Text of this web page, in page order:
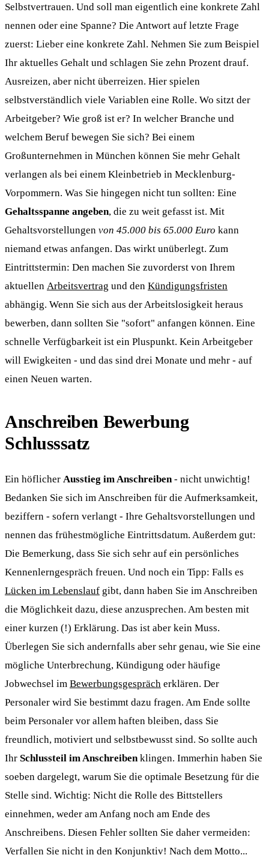
Selbstvertrauen. Und soll man eigentlich eine konkrete Zahl
nennen oder eine Spanne? Die Antwort auf letzte Frage
zuerst: Lieber eine konkrete Zahl. Nehmen Sie zum Beispiel
Ihr aktuelles Gehalt und schlagen Sie zehn Prozent drauf.
Ausreizen, aber nicht überreizen. Hier spielen
selbstverständlich viele Variablen eine Rolle. Wo sitzt der
Arbeitgeber? Wie groß ist er? In welcher Branche und
welchem Beruf bewegen Sie sich? Bei einem
Großunternehmen in München können Sie mehr Gehalt
verlangen als bei einem Kleinbetrieb in Mecklenburg-
Vorpommern. Was Sie hingegen nicht tun sollten: Eine
Gehaltsspanne angeben, die zu weit gefasst ist. Mit
Gehaltsvorstellungen von 45.000 bis 65.000 Euro kann
niemand etwas anfangen. Das wirkt unüberlegt. Zum
Eintrittstermin: Den machen Sie zuvorderst von Ihrem
aktuellen Arbeitsvertrag und den Kündigungsfristen
abhängig. Wenn Sie sich aus der Arbeitslosigkeit heraus
bewerben, dann sollten Sie "sofort" anfangen können. Eine
schnelle Verfügbarkeit ist ein Pluspunkt. Kein Arbeitgeber
will Ewigkeiten - und das sind drei Monate und mehr - auf
einen Neuen warten.
Anschreiben Bewerbung
Schlusssatz
Ein höflicher Ausstieg im Anschreiben - nicht unwichtig!
Bedanken Sie sich im Anschreiben für die Aufmerksamkeit,
beziffern - sofern verlangt - Ihre Gehaltsvorstellungen und
nennen das frühestmögliche Eintrittsdatum. Außerdem gut:
Die Bemerkung, dass Sie sich sehr auf ein persönliches
Kennenlerngespräch freuen. Und noch ein Tipp: Falls es
Lücken im Lebenslauf gibt, dann haben Sie im Anschreiben
die Möglichkeit dazu, diese anzusprechen. Am besten mit
einer kurzen (!) Erklärung. Das ist aber kein Muss.
Überlegen Sie sich andernfalls aber sehr genau, wie Sie eine
mögliche Unterbrechung, Kündigung oder häufige
Jobwechsel im Bewerbungsgespräch erklären. Der
Personaler wird Sie bestimmt dazu fragen. Am Ende sollte
beim Personaler vor allem haften bleiben, dass Sie
freundlich, motiviert und selbstbewusst sind. So sollte auch
Ihr Schlussteil im Anschreiben klingen. Immerhin haben Sie
soeben dargelegt, warum Sie die optimale Besetzung für die
Stelle sind. Wichtig: Nicht die Rolle des Bittstellers
einnehmen, weder am Anfang noch am Ende des
Anschreibens. Diesen Fehler sollten Sie daher vermeiden:
Verfallen Sie nicht in den Konjunktiv! Nach dem Motto...